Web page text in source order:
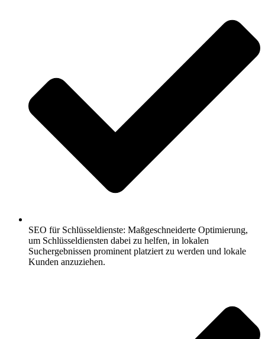
SEO für Schlüsseldienste: Maßgeschneiderte Optimierung,
um Schlüsseldiensten dabei zu helfen, in lokalen
Suchergebnissen prominent platziert zu werden und lokale
Kunden anzuziehen.